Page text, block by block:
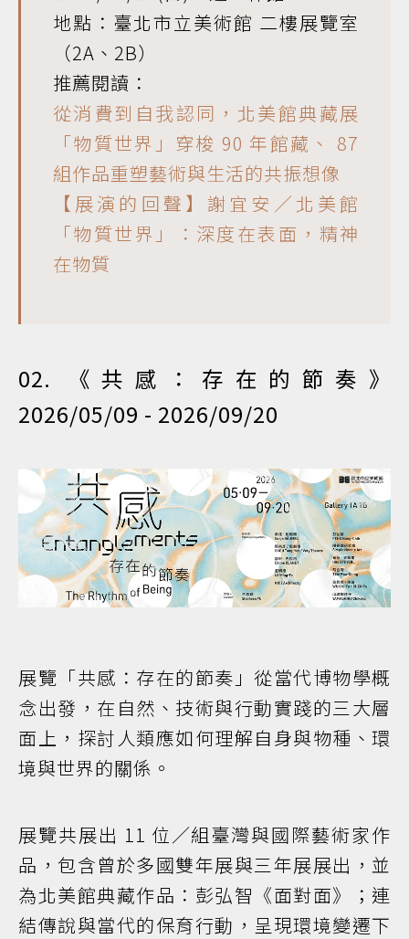
地點：臺北市立美術館 二樓展覽室
（2A、2B）
推薦閱讀：
從消費到自我認同，北美館典藏展
「物質世界」穿梭 90 年館藏、 87
組作品重塑藝術與生活的共振想像
【展演的回聲】謝宜安／北美館
「物質世界」：深度在表面，精神
在物質
02. 《共感：存在的節奏》
2026/05/09 - 2026/09/20
展覽「共感：存在的節奏」從當代博物學概
念出發，在自然、技術與行動實踐的三大層
面上，探討人類應如何理解自身與物種、環
境與世界的關係。
展覽共展出 11 位／組臺灣與國際藝術家作
品，包含曾於多國雙年展與三年展展出，並
為北美館典藏作品：彭弘智《面對面》；連
結傳說與當代的保育行動，呈現環境變遷下